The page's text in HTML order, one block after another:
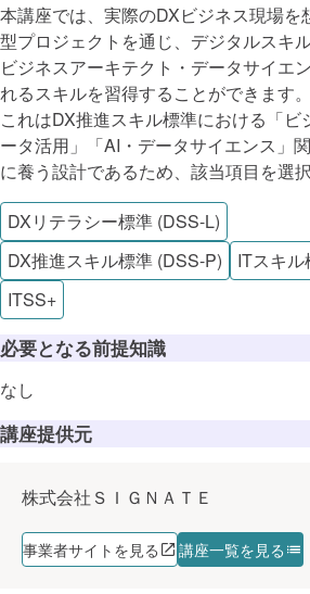
本講座では、実際のDXビジネス現場を
型プロジェクトを通じ、デジタルスキ
ビジネスアーキテクト・データサイエ
れるスキルを習得することができます。
これはDX推進スキル標準における「ビ
ータ活用」「AI・データサイエンス」
に養う設計であるため、該当項目を選択
DXリテラシー標準 (DSS-L)
DX推進スキル標準 (DSS-P)
ITスキル
ITSS+
必要となる前提知識
なし
講座提供元
株式会社ＳＩＧＮＡＴＥ
事業者サイトを見る 講座一覧を見る